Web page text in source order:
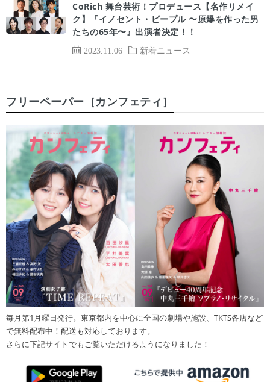
2023.11.06 新着ニュース
CoRich 舞台芸術！プロデュース【名作リメイ
ク】『イノセント・ピープル 〜原爆を作った男
たちの65年〜』出演者決定！！
フリーペーパー［カンフェティ］
毎月第1月曜日発行。東京都内を中心に全国の劇場や施設、TKTS各店など
で無料配布中！配送も対応しております。
さらに下記サイトでもご覧いただけるようになりました！